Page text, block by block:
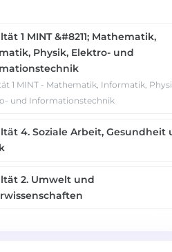
1 MINT &#8211; Mathematik,
Physik, Elektro- und
1 MINT - Mathematik, Informatik,
und Informationstechnik
4. Soziale Arbeit, Gesundheit
2. Umwelt und